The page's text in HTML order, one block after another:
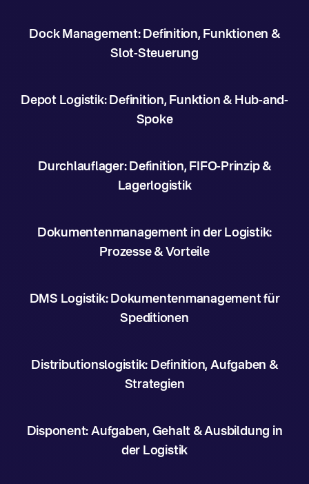
Dock Management: Definition, Funktionen &
Slot-Steuerung
Depot Logistik: Definition, Funktion & Hub-and-
Spoke
Durchlauflager: Definition, FIFO-Prinzip &
Lagerlogistik
Dokumentenmanagement in der Logistik:
Prozesse & Vorteile
DMS Logistik: Dokumentenmanagement für
Speditionen
Distributionslogistik: Definition, Aufgaben &
Strategien
Disponent: Aufgaben, Gehalt & Ausbildung in
der Logistik